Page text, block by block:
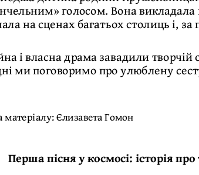
голосом. Вона
на сценах багатьох столиць і,
і власна драма завадили
ми поговоримо про улюблену
матеріалу:Єлизавета Гомон
Перша пісня у космосі: історія